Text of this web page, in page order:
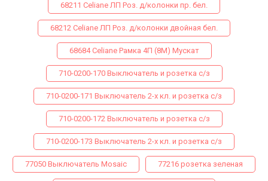
68211 Celiane ЛП Роз. д/колонки пр. бел.
68212 Celiane ЛП Роз. д/колонки двойная бел.
68684 Celiane Рамка 4П (8М) Мускат
710-0200-170 Выключатель и розетка с/з
710-0200-171 Выключатель 2-х кл. и розетка с/з
710-0200-172 Выключатель и розетка с/з
710-0200-173 Выключатель 2-х кл. и розетка с/з
77050 Выключатель Mosaic 77216 розетка зеленая